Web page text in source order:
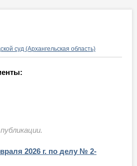
суд (Архангельская область)
2026 г. по делу № 2-